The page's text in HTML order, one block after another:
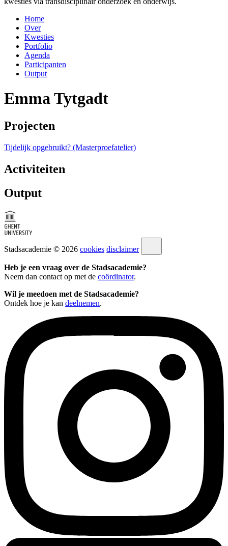
Home
Over
Kwesties
Portfolio
Agenda
Participanten
Output
Emma Tytgadt
Projecten
Tijdelijk opgebruikt? (Masterproefatelier)
Activiteiten
Output
Stadsacademie © 2026 cookies disclaimer
Heb je een vraag over de Stadsacademie?
Neem dan contact op met de coördinator.
Wil je meedoen met de Stadsacademie?
Ontdek hoe je kan deelnemen.